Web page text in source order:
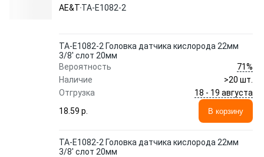
AE&T TA-E1082-2
TA-E1082-2 Головка датчика кислорода 22мм
3/8' слот 20мм
Вероятность
71%
Наличие
>20 шт.
Отгрузка
18 - 19 августа
18.59 p.
В корзину
TA-E1082-2 Головка датчика кислорода 22мм
3/8' слот 20мм